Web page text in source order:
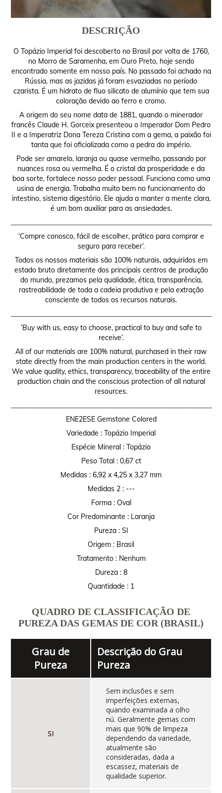
DESCRIÇÃO
O Topázio Imperial foi descoberto no Brasil por volta de 1760,
no Morro de Saramenha, em Ouro Preto, hoje sendo
encontrado somente em nosso país. No passado foi achado na
Rússia, mas as jazidas já foram esvaziadas no período
czarista. É um hidrato de fluo silicato de alumínio que tem sua
coloração devido ao ferro e cromo.
A origem do seu nome data de 1881, quando o minerador
francês Claude H. Gorceix presenteou o Imperador Dom Pedro
II e a Imperatriz Dona Tereza Cristina com a gema, a paixão foi
tanta que foi oficializada como a pedra do império.
Pode ser amarelo, laranja ou quase vermelho, passando por
nuances rosa ou vermelha. É o cristal da prosperidade e da
boa sorte, fortalece nosso poder pessoal. Funciona como uma
usina de energia. Trabalha muito bem no funcionamento do
intestino, sistema digestório. Ele ajuda a manter a mente clara,
é um bom auxiliar para as ansiedades.
‘Compre conosco, fácil de escolher, prático para comprar e
seguro para receber’.
Todos os nossos materiais são 100% naturais, adquiridos em
estado bruto diretamente dos principais centros de produção
do mundo, prezamos pela qualidade, ética, transparência,
rastreabilidade de toda a cadeia produtiva e pela extração
consciente de todos os recursos naturais.
‘Buy with us, easy to choose, practical to buy and safe to
receive’.
All of our materials are 100% natural, purchased in their raw
state directly from the main production centers in the world.
We value quality, ethics, transparency, traceability of the entire
production chain and the conscious protection of all natural
resources.
ENE2ESE Gemstone Colored
Variedade : Topázio Imperial
Espécie Mineral : Topázio
Peso Total : 0,67 ct
Medidas : 6,92 x 4,25 x 3,27 mm
Medidas 2 : ---
Forma : Oval
Cor Predominante : Laranja
Pureza : SI
Origem : Brasil
Tratamento : Nenhum
Dureza : 8
Quantidade : 1
QUADRO DE CLASSIFICAÇÃO DE
PUREZA DAS GEMAS DE COR (BRASIL)
Grau de
Pureza
Descrição do Grau
Pureza
SI
Sem inclusões e sem
imperfeições externas,
quando examinada a olho
nú. Geralmente gemas com
mais que 90% de limpeza
dependendo da variedade,
atualmente são
consideradas, dada a
escassez, materiais de
qualidade superior.